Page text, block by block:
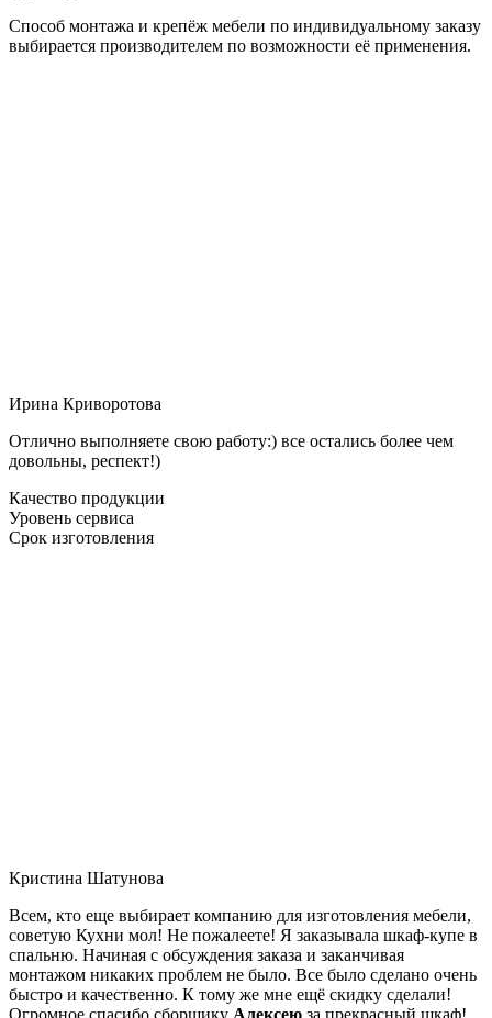
Способ монтажа и крепёж мебели по индивидуальному заказу
выбирается производителем по возможности её применения.
Ирина Криворотова
Отлично выполняете свою работу:) все остались более чем
довольны, респект!)
Качество продукции
Уровень сервиса
Срок изготовления
Кристина Шатунова
Всем, кто еще выбирает компанию для изготовления мебели,
советую Кухни мол! Не пожалеете! Я заказывала шкаф-купе в
спальню. Начиная с обсуждения заказа и заканчивая
монтажом никаких проблем не было. Все было сделано очень
быстро и качественно. К тому же мне ещё скидку сделали!
Огромное спасибо сборщику Алексею за прекрасный шкаф!